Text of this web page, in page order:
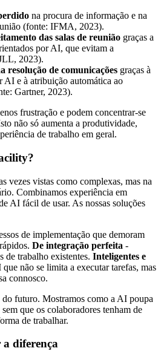
na procura de informação e na
(fonte: IFMA, 2023).
das salas de reunião graças a
por AI, que evitam a
2023).
resolução de comunicações graças à
AI e à atribuição automática ao
Gartner, 2023).
frustração e podem concentrar-se
não só aumenta a produtividade,
de trabalho em geral.
vezes vistas como complexas, mas na
Combinamos experiência em
AI fácil de usar. As nossas soluções
de implementação que demoram
De integração perfeita -
de trabalho existentes. Inteligentes e
não se limita a executar tarefas, mas
connosco.
futuro. Mostramos como a AI poupa
que os colaboradores tenham de
de trabalhar.
a diferença